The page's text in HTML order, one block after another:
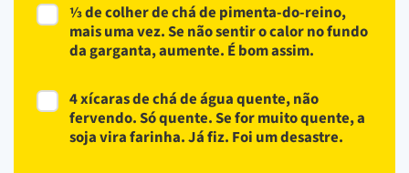
⅓ de colher de chá de pimenta-do-reino,
mais uma vez. Se não sentir o calor no fundo
da garganta, aumente. É bom assim.
4 xícaras de chá de água quente, não
fervendo. Só quente. Se for muito quente, a
soja vira farinha. Já fiz. Foi um desastre.